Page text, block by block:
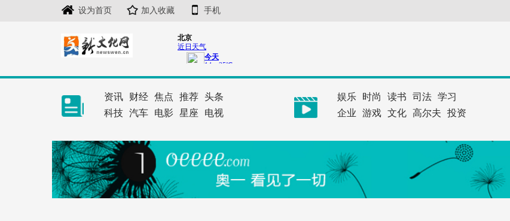
设为首页 加入收藏 手机
资讯 财经 焦点 推荐 头条
科技 汽车 电影 星座 电视
娱乐 时尚 读书 司法 学习
企业
游戏 文化 高尔夫 投资